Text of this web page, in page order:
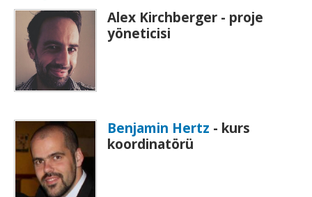
Alex Kirchberger - proje
yöneticisi
Benjamin Hertz - kurs
koordinatörü